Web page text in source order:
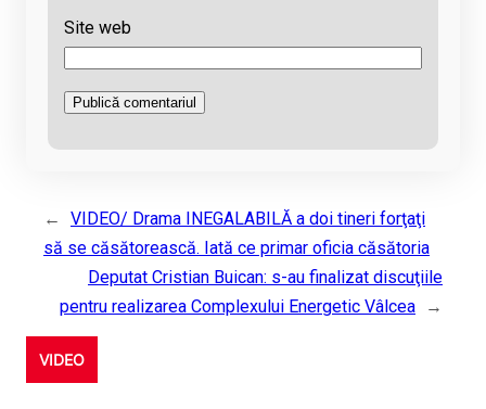
Site web
←
VIDEO/ Drama INEGALABILĂ a doi tineri forţaţi
să se căsătorească. Iată ce primar oficia căsătoria
Deputat Cristian Buican: s-au finalizat discuţiile
pentru realizarea Complexului Energetic Vâlcea
→
VIDEO